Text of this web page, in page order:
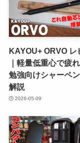
KAYOU+ ORVO レ
｜軽量低重心で疲
勉強向けシャーペ
解説
2026-05-09